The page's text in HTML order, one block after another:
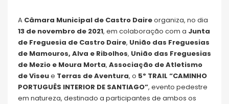
A Câmara Municipal de Castro Daireorganiza, no dia
13 de novembro de 2021, em colaboração com a Junta
de Freguesia de Castro Daire, União das Freguesias
de Mamouros, Alva e Ribolhos, União das Freguesias
de Mezio e Moura Morta, Associação de Atletismo
de Viseue Terras de Aventura, o 5º TRAIL “CAMINHO
PORTUGUÊS INTERIOR DE SANTIAGO”, evento pedestre
em natureza, destinado a participantes de ambos os